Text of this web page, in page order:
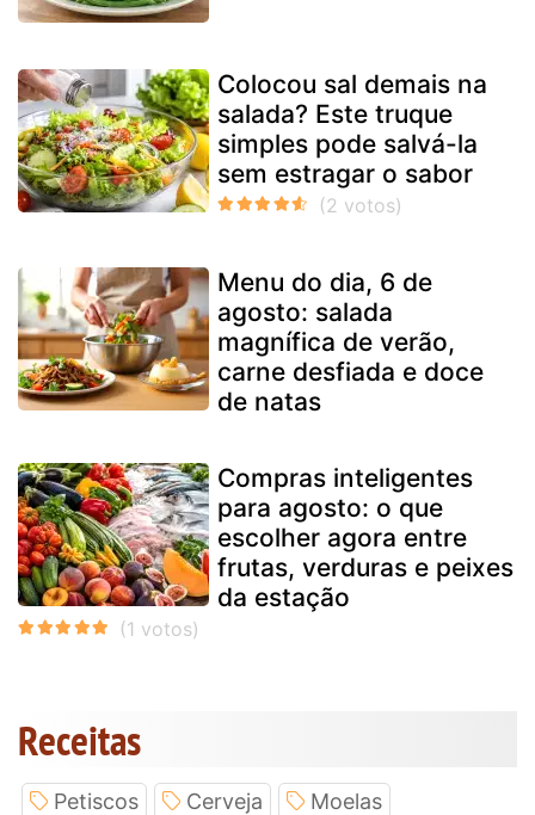
Colocou sal demais na
salada? Este truque
simples pode salvá-la
sem estragar o sabor
Menu do dia, 6 de
agosto: salada
magnífica de verão,
carne desfiada e doce
de natas
Compras inteligentes
para agosto: o que
escolher agora entre
frutas, verduras e peixes
da estação
Receitas
Petiscos Cerveja Moelas